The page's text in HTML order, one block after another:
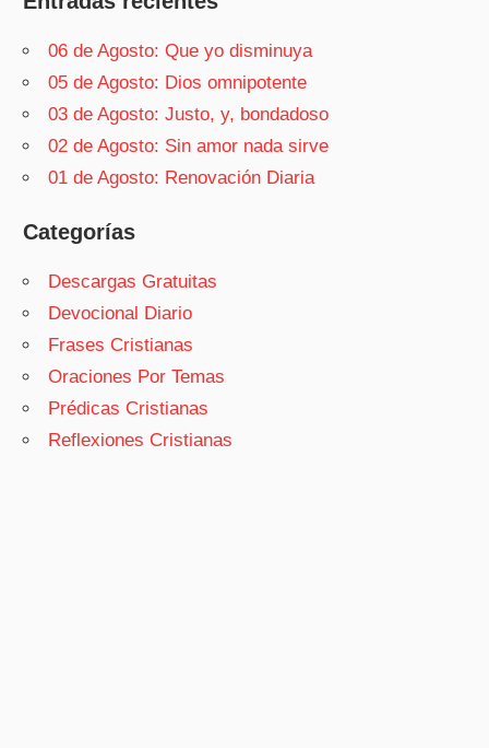
06 de Agosto: Que yo disminuya
05 de Agosto: Dios omnipotente
03 de Agosto: Justo, y, bondadoso
02 de Agosto: Sin amor nada sirve
01 de Agosto: Renovación Diaria
Categorías
Descargas Gratuitas
Devocional Diario
Frases Cristianas
Oraciones Por Temas
Prédicas Cristianas
Reflexiones Cristianas